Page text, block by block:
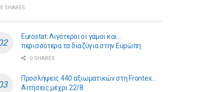
0 SHARES
Eurostat: Λιγότεροι οι γάμοι και…
περισσότερα τα διαζύγια στην Ευρώπη
0 SHARES
Προσλήψεις 440 αξιωματικών στη Frontex…
Αιτήσεις μέχρι 22/8